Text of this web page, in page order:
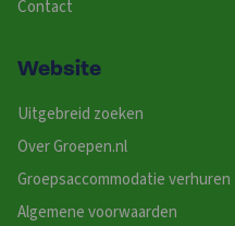
Contact
Website
Uitgebreid zoeken
Over Groepen.nl
Groepsaccommodatie verhuren
Algemene voorwaarden